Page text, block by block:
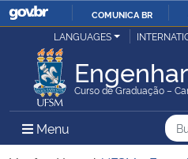
IR
O
COMUNICA BR
Ministério da Justiça e Segurança Pública
Ministério da Defesa
LANGUAGES
Curso de Graduação –
Menu Menu Principal do